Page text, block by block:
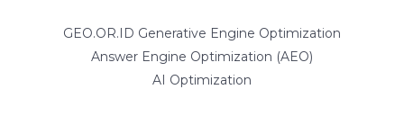
GEO.OR.ID Generative Engine Optimization
Answer Engine Optimization (AEO)
AI Optimization